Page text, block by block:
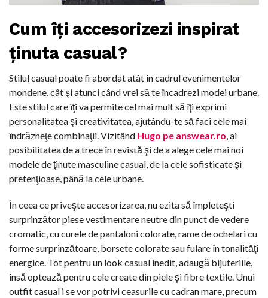
Cum îţi accesorizezi inspirat
ţinuta casual?
Stilul casual poate fi abordat atât în cadrul evenimentelor
mondene, cât şi atunci când vrei să te încadrezi modei urbane.
Este stilul care îţi va permite cel mai mult să îţi exprimi
personalitatea şi creativitatea, ajutându-te să faci cele mai
îndrăzneţe combinaţii. Vizitând Hugo pe answear.ro, ai
posibilitatea de a trece în revistă şi de a alege cele mai noi
modele de ţinute masculine casual, de la cele sofisticate şi
pretenţioase, până la cele urbane.
În ceea ce priveşte accesorizarea, nu ezita să împleteşti
surprinzător piese vestimentare neutre din punct de vedere
cromatic, cu curele de pantaloni colorate, rame de ochelari cu
forme surprinzătoare, borsete colorate sau fulare în tonalităţi
energice. Tot pentru un look casual inedit, adaugă bijuteriile,
însă optează pentru cele create din piele şi fibre textile. Unui
outfit casual i se vor potrivi ceasurile cu cadran mare, precum